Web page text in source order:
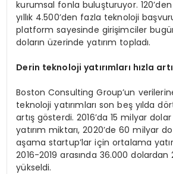
kurumsal fonla buluşturuyor.
yıllık 4.500’den fazla teknoloji
platform sayesinde girişimciler
doların üzerinde yatırım topladı.
Derin teknoloji yatırımları hızla
Boston Consulting Group’un
teknoloji yatırımları son beş yılda
artış gösterdi. 2016’da 15 milyar
yatırım miktarı, 2020’de 60 milyar
aşama startup’lar için ortalama
2016-2019 arasında 36.000
yükseldi.